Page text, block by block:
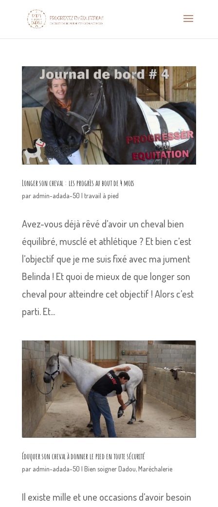
Longer son cheval : les progrès au bout de 4 mois
par admin-adada-50 | travail à pied
Avez-vous déjà rêvé d’avoir un cheval bien
équilibré, musclé et athlétique ? Et bien c’est
l’objectif que je me suis fixé avec ma jument
Belinda ! Et quoi de mieux de que longer son
cheval pour atteindre cet objectif ! Alors c’est
parti. Et...
Éduquer son cheval à donner le pied en toute sécurité
par admin-adada-50 | Bien soigner Dadou,Maréchalerie
Il existe mille et une occasions d’avoir besoin